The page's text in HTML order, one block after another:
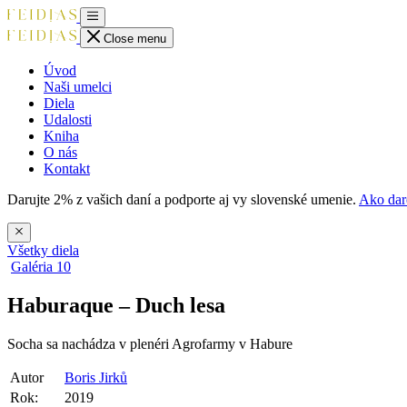
Close menu
Úvod
Naši umelci
Diela
Udalosti
Kniha
O nás
Kontakt
Darujte 2% z vašich daní a podporte aj vy slovenské umenie. Ako
Všetky diela
Galéria 10
Haburaque – Duch lesa
Socha sa nachádza v plenéri Agrofarmy v Habure
Autor
Boris Jirků
Rok:
2019